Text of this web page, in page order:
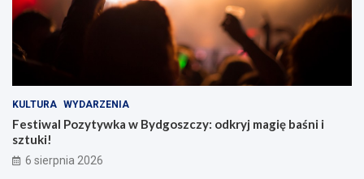
KULTURA WYDARZENIA
Festiwal Pozytywka w Bydgoszczy: odkryj magię baśni i
sztuki!
6 sierpnia 2026